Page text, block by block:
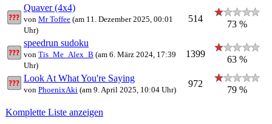
Quaver (4x4)
von Mr Toffee(am 11. Dezember 2025, 00:01
Uhr)
514
73 %
speedrun sudoku
von Tis_Me_Alex_B (am 6. März 2024, 17:39
Uhr)
1399
63 %
Look At What You're Saying
von PhoenixAki (am 9. April 2025, 10:04 Uhr)
972
79 %
Komplette Liste anzeigen